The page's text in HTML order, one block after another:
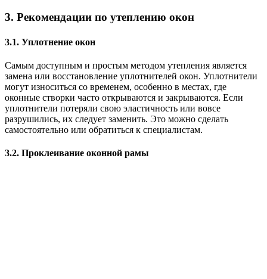
3. Рекомендации по утеплению окон
3.1. Уплотнение окон
Самым доступным и простым методом утепления является
замена или восстановление уплотнителей окон. Уплотнители
могут износиться со временем, особенно в местах, где
оконные створки часто открываются и закрываются. Если
уплотнители потеряли свою эластичность или вовсе
разрушились, их следует заменить. Это можно сделать
самостоятельно или обратиться к специалистам.
3.2. Проклеивание оконной рамы